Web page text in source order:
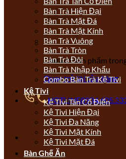
Chưa có sản phẩm
Quay trở lại cửa hàng
HOTLINE
Bàn Trà Hiện Đại
Bàn Trà Mặt Đá
Bàn Trà Mặt Kính
Bàn Trà Vuông
Bàn Trà Tròn
Bàn Trà Đôi
Bàn Trà Nhập Khẩu
Combo Bàn Trà Kệ Tivi
Kệ Tivi
Kệ Tivi Tân Cổ Điển
Kệ Tivi Hiện Đại
Kệ Tivi Đa Năng
Kệ Tivi Mặt Kính
Kệ Tivi Mặt Đá
Bàn Ghế Ăn